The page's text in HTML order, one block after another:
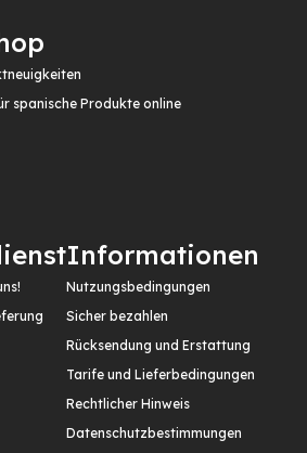
spanische Produkte online
Informationen
Nutzungsbedingungen
Sicher bezahlen
Rücksendung und Erstattung
Tarife und Lieferbedingungen
Rechtlicher Hinweis
Datenschutzbestimmungen